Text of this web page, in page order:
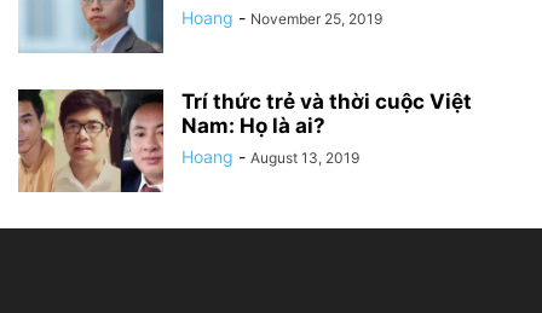
Hoang - November 25, 2019
Trí thức trẻ và thời cuộc Việt
Nam: Họ là ai?
Hoang - August 13, 2019